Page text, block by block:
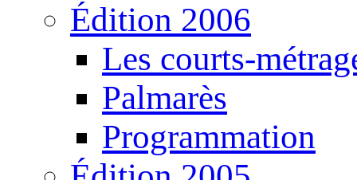
Édition 2006
Les courts-
Palmarès
Programmation